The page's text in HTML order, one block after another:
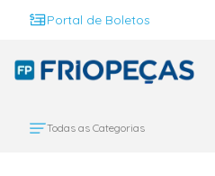
Portal de Boletos
Todas as Categorias